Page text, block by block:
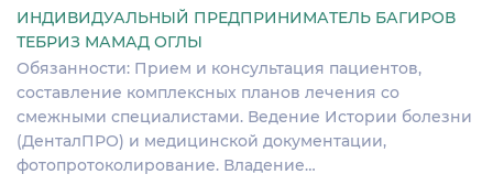
ИНДИВИДУАЛЬНЫЙ ПРЕДПРИНИМАТЕЛЬ БАГИРОВ
ТЕБРИЗ МАМАД ОГЛЫ
Обязанности: Прием и консультация пациентов,
составление комплексных планов лечения со
смежными специалистами. Ведение Истории болезни
(ДенталПРО) и медицинской документации,
фотопротоколирование. Владение…